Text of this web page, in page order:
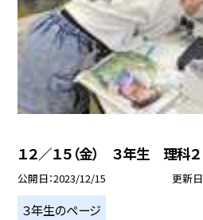
１２／１５（金） ３年生 理科２
公開日 2023/12/15 更新日
３年生のページ